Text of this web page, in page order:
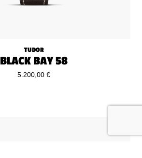
TUDOR
BLACK BAY 58
5.200,00 €